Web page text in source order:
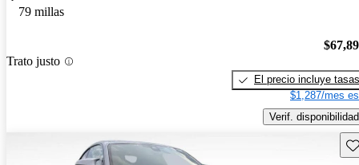
79 millas
Trato justo
El precio incluye tasas
$1,287/mes
Verif. disponibilidad